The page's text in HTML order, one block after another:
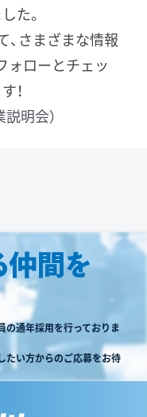
た。
さまざまな情報
ォローとチェッ
！
明会）
の通年採用を行っておりま
たい方からのご応募をお待